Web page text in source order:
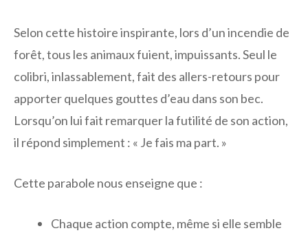
Selon cette histoire inspirante, lors d’un incendie de
forêt, tous les animaux fuient, impuissants. Seul le
colibri, inlassablement, fait des allers-retours pour
apporter quelques gouttes d’eau dans son bec.
Lorsqu’on lui fait remarquer la futilité de son action,
il répond simplement : « Je fais ma part. »
Cette parabole nous enseigne que :
Chaque action compte, même si elle semble